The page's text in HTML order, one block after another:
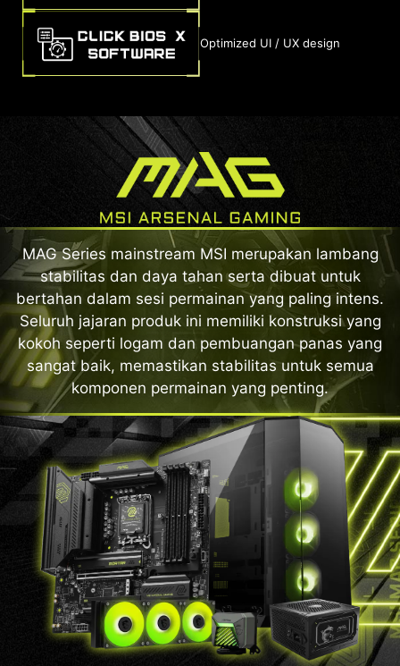
Optimized UI / UX design
MAG Series mainstream MSI merupakan lambang
stabilitas dan daya tahan serta dibuat untuk
bertahan dalam sesi permainan yang paling intens.
Seluruh jajaran produk ini memiliki konstruksi yang
kokoh seperti logam dan pembuangan panas yang
sangat baik, memastikan stabilitas untuk semua
komponen permainan yang penting.